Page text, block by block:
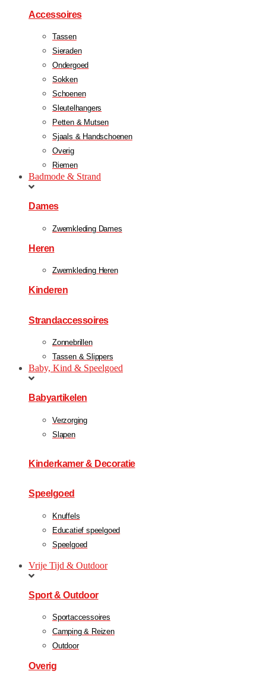
Accessoires
Tassen
Sieraden
Ondergoed
Sokken
Schoenen
Sleutelhangers
Petten & Mutsen
Sjaals & Handschoenen
Overig
Riemen
Badmode & Strand
Dames
Zwemkleding Dames
Heren
Zwemkleding Heren
Kinderen
Strandaccessoires
Zonnebrillen
Tassen & Slippers
Baby, Kind & Speelgoed
Babyartikelen
Verzorging
Slapen
Kinderkamer & Decoratie
Speelgoed
Knuffels
Educatief speelgoed
Speelgoed
Vrije Tijd & Outdoor
Sport & Outdoor
Sportaccessoires
Camping & Reizen
Outdoor
Overig